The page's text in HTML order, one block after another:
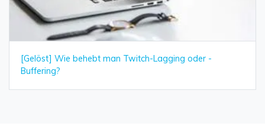
[Gelöst] Wie behebt man Twitch-Lagging oder -
Buffering?